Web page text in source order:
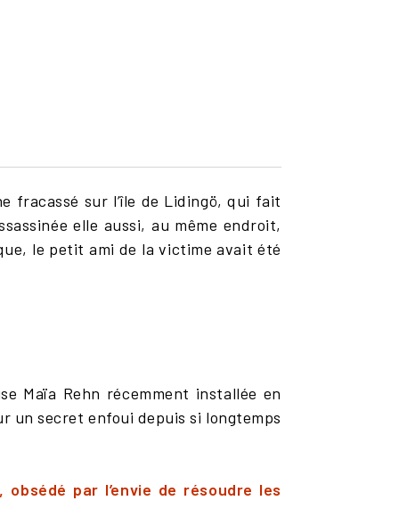
fracassé sur l’île de Lidingö, qui fait
elle aussi, au même endroit,
le petit ami de la victime avait été
Maïa Rehn récemment installée en
un secret enfoui depuis si longtemps
par l’envie de résoudre les